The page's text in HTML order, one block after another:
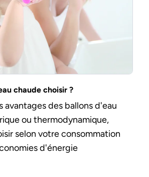
chaude choisir ?
avantages des ballons d'eau
ou thermodynamique,
selon votre consommation
d'énergie